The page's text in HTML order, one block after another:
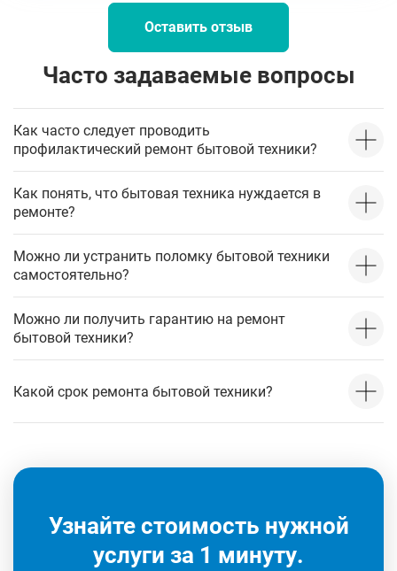
Оставить отзыв
Часто задаваемые вопросы
Как часто следует проводить
профилактический ремонт бытовой техники?
Как понять, что бытовая техника нуждается в
ремонте?
Можно ли устранить поломку бытовой техники
самостоятельно?
Можно ли получить гарантию на ремонт
бытовой техники?
Какой срок ремонта бытовой техники?
Узнайте стоимость нужной
услуги за 1 минуту.